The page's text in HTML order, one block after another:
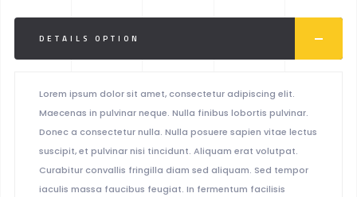
DETAILS OPTION
Lorem ipsum dolor sit amet, consectetur adipiscing elit.
Maecenas in pulvinar neque. Nulla finibus lobortis pulvinar.
Donec a consectetur nulla. Nulla posuere sapien vitae lectus
suscipit, et pulvinar nisi tincidunt. Aliquam erat volutpat.
Curabitur convallis fringilla diam sed aliquam. Sed tempor
iaculis massa faucibus feugiat. In fermentum facilisis